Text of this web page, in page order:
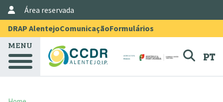
Skip to main content
Menu Topo
DRAP AlentejoComunicaçãoFormulários
User Account Menu
Área reservada
MENU
PT